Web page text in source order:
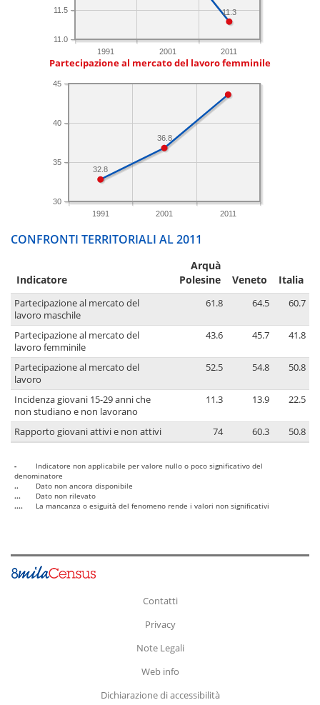
1991 2001 2011
11.0
11.5 11.3
Partecipazione al mercato del lavoro femminile
1991 2001 2011
30
35
40
45
36.8
32.8
CONFRONTI TERRITORIALI AL 2011
Indicatore
Arquà
Polesine
Veneto Italia
Partecipazione al mercato del
lavoro maschile
61.8 64.5 60.7
Partecipazione al mercato del
lavoro femminile
43.6 45.7 41.8
Partecipazione al mercato del
lavoro
52.5 54.8 50.8
Incidenza giovani 15-29 anni che
non studiano e non lavorano
11.3 13.9 22.5
Rapporto giovani attivi e non attivi 74 60.3 50.8
-
Indicatore non applicabile per valore nullo o poco significativo del
denominatore
..
Dato non ancora disponibile
...
Dato non rilevato
....
La mancanza o esiguità del fenomeno rende i valori non significativi
Contatti
Privacy
Note Legali
Web info
Dichiarazione di accessibilità